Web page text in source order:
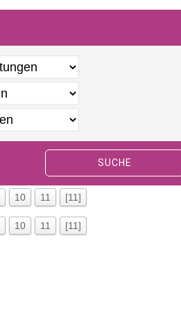
SUCHE
10 11 [11]
10 11 [11]